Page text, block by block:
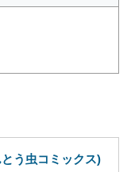
う虫コミックス)